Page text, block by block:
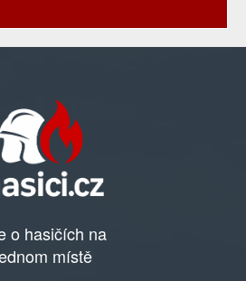
o hasičích na
místě